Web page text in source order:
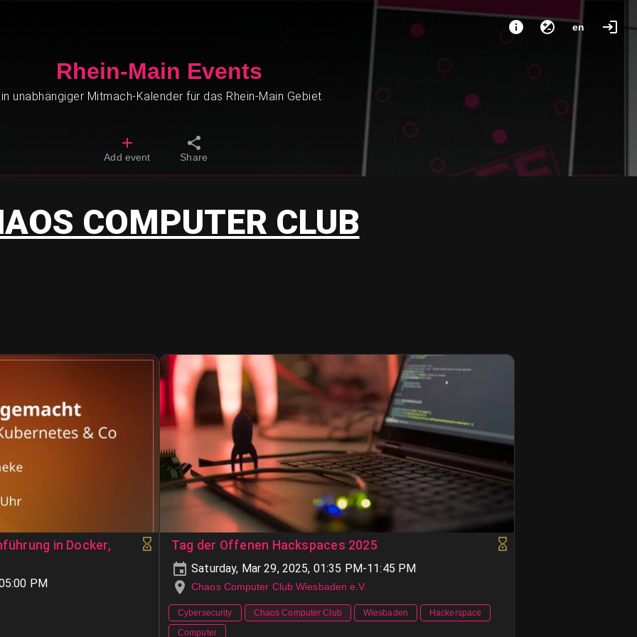
en
Rhein-Main Events
unabhängiger Mitmach-Kalender für das Rhein-Main Gebiet.
Add event Share
COMPUTER CLUB
in Docker,
PM
Tag der Offenen Hackspaces 2025
Saturday, Mar 29, 2025, 01:35 PM-11:45 PM
Chaos Computer Club Wiesbaden e.V.
Cybersecurity Chaos Computer Club Wiesbaden
Hackerspace
Computer